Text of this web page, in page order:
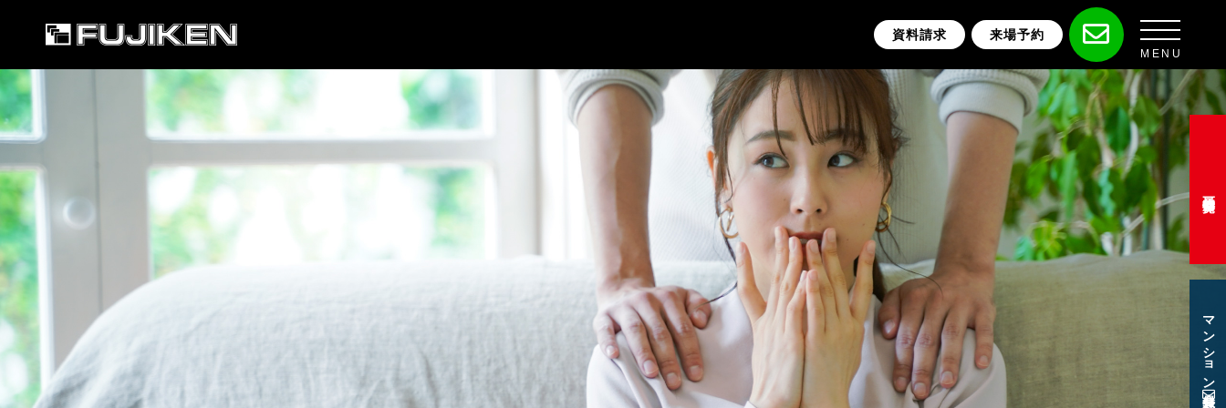
MENU
資料請求 来場予約
マンション会員登録